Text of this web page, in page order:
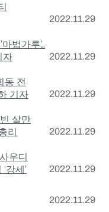
2022.11.29
법가루'…
자
2022.11.29
동 전
기자
2022.11.29
살만
리
2022.11.29
우디
강세’
2022.11.29
2022.11.29